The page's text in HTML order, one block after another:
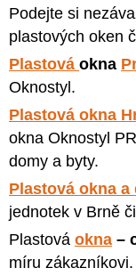
Podejte si
plastových oken
Plastová okna
Oknostyl.
Plastová okna
okna Oknostyl
domy a byty.
Plastová okna a
jednotek v Brně
Plastová okna –
míru